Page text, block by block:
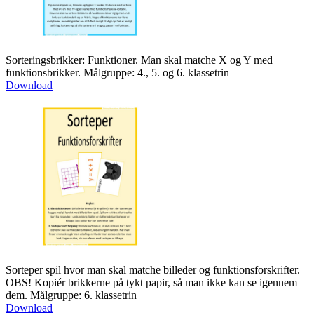
Sorteringsbrikker: Funktioner. Man skal matche X og Y med
funktionsbrikker. Målgruppe: 4., 5. og 6. klassetrin
Download
Sorteper spil hvor man skal matche billeder og funktionsforskrifter.
OBS! Kopiér brikkerne på tykt papir, så man ikke kan se igennem
dem. Målgruppe: 6. klassetrin
Download